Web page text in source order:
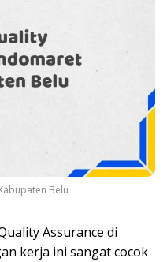
Belu
Assurance di
kerja ini sangat cocok